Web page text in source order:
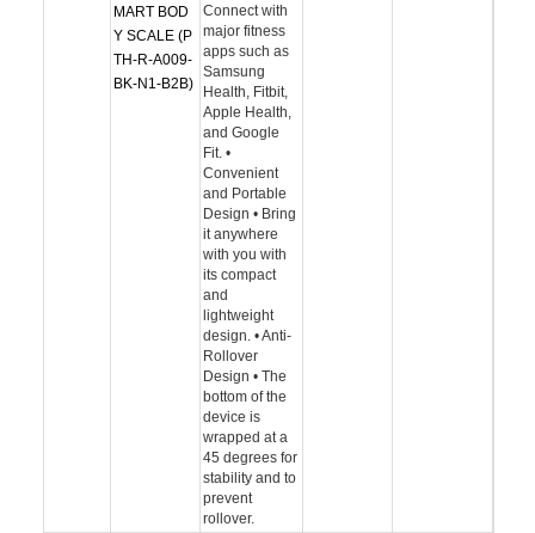
MART BOD
Y SCALE (P
TH-R-A009-
BK-N1-B2B)
Connect with
major fitness
apps such as
Samsung
Health, Fitbit,
Apple Health,
and Google
Fit. •
Convenient
and Portable
Design • Bring
it anywhere
with you with
its compact
and
lightweight
design. • Anti-
Rollover
Design • The
bottom of the
device is
wrapped at a
45 degrees for
stability and to
prevent
rollover.